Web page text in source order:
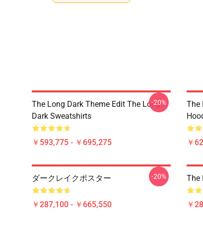
The Long Dark Theme Edit The Long
Dark Sweatshirts
￥593,775 - ￥695,275
-20%
The
￥
ダークレイクポスター
￥287,100 - ￥665,550
-20% The
￥